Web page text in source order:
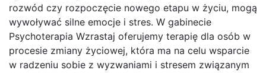
rozwód czy rozpoczęcie nowego etapu w życiu, mogą
wywoływać silne emocje i stres. W gabinecie
Psychoterapia Wzrastaj oferujemy terapię dla osób w
procesie zmiany życiowej, która ma na celu wsparcie
w radzeniu sobie z wyzwaniami i stresem związanym